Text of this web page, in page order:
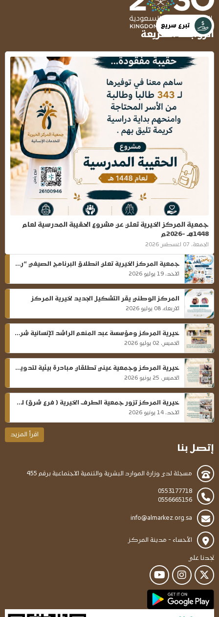
الروابط السريعة
جمعية المركز الخيرية تعلن عن مشروع الحقيبة المدرسية لعام
1448هـ -2026م
الجمعة، 07 اغسطس 2026
جمعية المركز الخيرية تعلن انطلاق البرنامج الصيفي “رياحين الغد” لبنات مستفيدي الجمعية
الاحد، 19 يوليو 2026
المركز الوطني يقر التشكيل الجديد لخيرية المركز
الاربعاء، 08 يوليو 2026
خيرية المركز ومؤسسة عبد المنعم الراشد الإنسانية شراكة نحو أثر مستدام
الخميس، 02 يوليو 2026
خيرية المركز وجمعية عيني تطلقان مبادرة بيئية لتدوير الكتب المدرسية
الخميس، 25 يونيو 2026
خيرية المركز تزور جمعية الطرف الخيرية ( فرع شرق) لتعزيز التعاون وتبادل الخبرات
الاحد، 14 يونيو 2026
اقرأ المزيد
إتصل بنا
مسجلة لدى وزارة الموارد البشرية والتنمية الاجتماعية برقم 455
0553177718
0556665156
info@almarkez.org.sa
الأحساء - مدينة المركز
تجدنا على
تبرع سريع